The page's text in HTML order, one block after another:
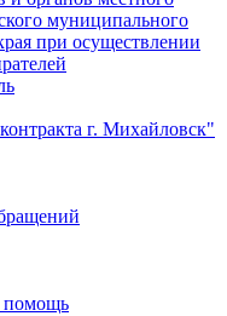
муниципального
при осуществлении
г. Михайловск"
помощь